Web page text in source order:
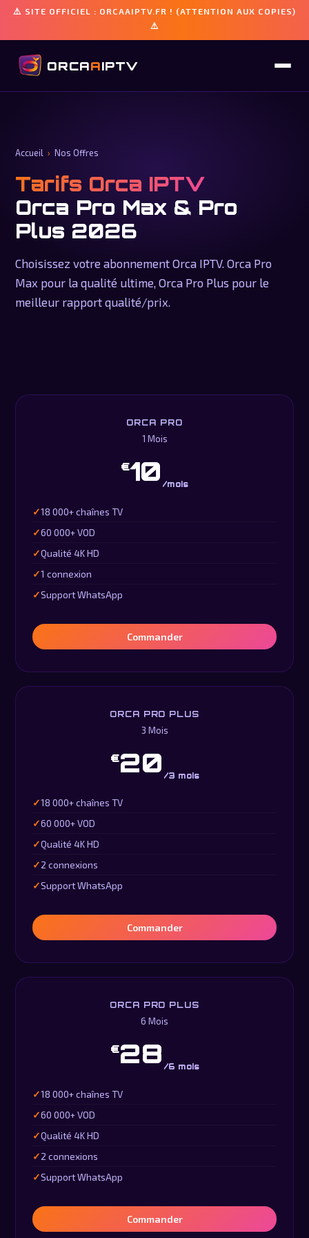
⚠️ SITE OFFICIEL : ORCAAIPTV.FR ! (ATTENTION AUX COPIES)
⚠️
ORCAAIPTV
Accueil › Nos Offres
Tarifs Orca IPTV
Orca Pro Max & Pro
Plus 2026
Choisissez votre abonnement Orca IPTV. Orca Pro
Max pour la qualité ultime, Orca Pro Plus pour le
meilleur rapport qualité/prix.
ORCA PRO
1 Mois
€10 /mois
18 000+ chaînes TV
60 000+ VOD
Qualité 4K HD
1 connexion
Support WhatsApp
Commander
ORCA PRO PLUS
3 Mois
€20 /3 mois
18 000+ chaînes TV
60 000+ VOD
Qualité 4K HD
2 connexions
Support WhatsApp
Commander
ORCA PRO PLUS
6 Mois
€28 /6 mois
18 000+ chaînes TV
60 000+ VOD
Qualité 4K HD
2 connexions
Support WhatsApp
Commander